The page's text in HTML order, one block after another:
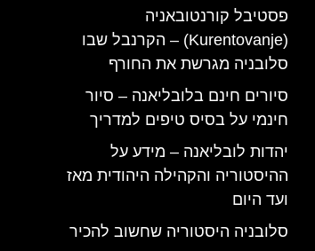
פסטיבל קורנטובאניה
(Kurentovanje) – הקרנבל שבו
סלובניה מגרשת את החורף
סיורים חינם בלובליאנה – סיור
חינמי על בסיס טיפים למדריך
יהדות לובליאנה – מידע על
ההיסטוריה והקהילה היהודית מאז
ועד היום
סלובניה היסטוריה שחשוב להכיר